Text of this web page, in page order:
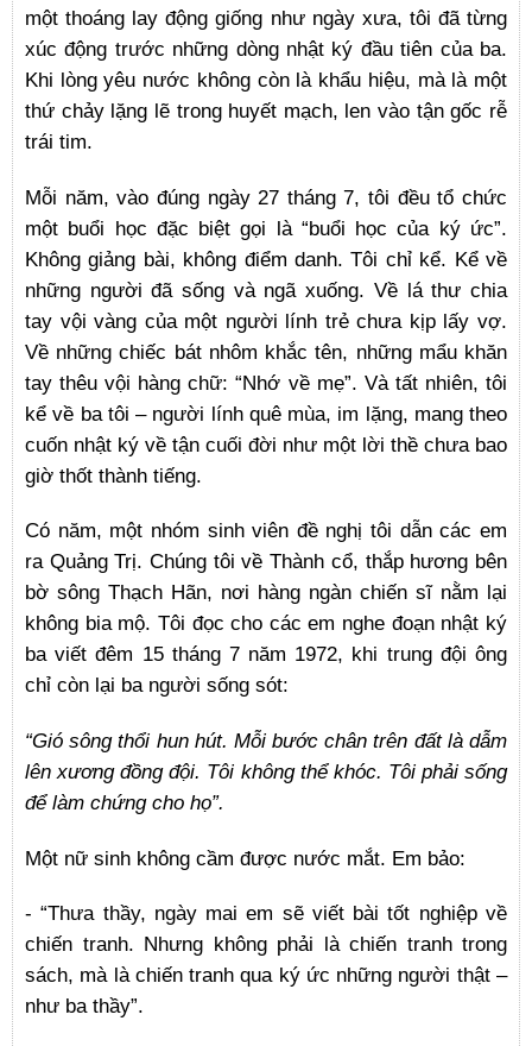
một thoáng lay động giống như ngày xưa, tôi đã từng
xúc động trước những dòng nhật ký đầu tiên của ba.
Khi lòng yêu nước không còn là khẩu hiệu, mà là một
thứ chảy lặng lẽ trong huyết mạch, len vào tận gốc rễ
trái tim.
Mỗi năm, vào đúng ngày 27 tháng 7, tôi đều tổ chức
một buổi học đặc biệt gọi là “buổi học của ký ức”.
Không giảng bài, không điểm danh. Tôi chỉ kể. Kể về
những người đã sống và ngã xuống. Về lá thư chia
tay vội vàng của một người lính trẻ chưa kịp lấy vợ.
Về những chiếc bát nhôm khắc tên, những mẩu khăn
tay thêu vội hàng chữ: “Nhớ về mẹ”. Và tất nhiên, tôi
kể về ba tôi – người lính quê mùa, im lặng, mang theo
cuốn nhật ký về tận cuối đời như một lời thề chưa bao
giờ thốt thành tiếng.
Có năm, một nhóm sinh viên đề nghị tôi dẫn các em
ra Quảng Trị. Chúng tôi về Thành cổ, thắp hương bên
bờ sông Thạch Hãn, nơi hàng ngàn chiến sĩ nằm lại
không bia mộ. Tôi đọc cho các em nghe đoạn nhật ký
ba viết đêm 15 tháng 7 năm 1972, khi trung đội ông
chỉ còn lại ba người sống sót:
“Gió sông thổi hun hút. Mỗi bước chân trên đất là dẫm
lên xương đồng đội. Tôi không thể khóc. Tôi phải sống
để làm chứng cho họ”.
Một nữ sinh không cầm được nước mắt. Em bảo:
- “Thưa thầy, ngày mai em sẽ viết bài tốt nghiệp về
chiến tranh. Nhưng không phải là chiến tranh trong
sách, mà là chiến tranh qua ký ức những người thật –
như ba thầy”.